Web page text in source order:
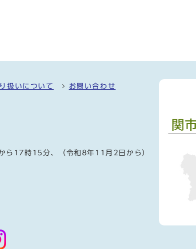
扱いについて お問い合わせ
17時15分、（令和8年11月2日から）